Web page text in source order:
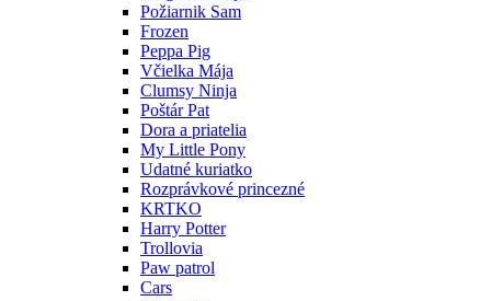
Požiarnik Sam
Frozen
Peppa Pig
Včielka Mája
Clumsy Ninja
Poštár Pat
Dora a priatelia
My Little Pony
Udatné kuriatko
Rozprávkové princezné
KRTKO
Harry Potter
Trollovia
Paw patrol
Cars